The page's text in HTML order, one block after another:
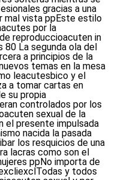
gracias a una
mal vista ppEste estilo
por la
reproduccioacuten in
80 La segunda ola del
a principios de la
temas en la mesa
leacutesbico y el
a tomar cartas en
su propia
controlados por los
sexual de la
el presente impulsada
nacida la pasada
los resquicios de una
lacras como son el
ppNo importa de
y todos